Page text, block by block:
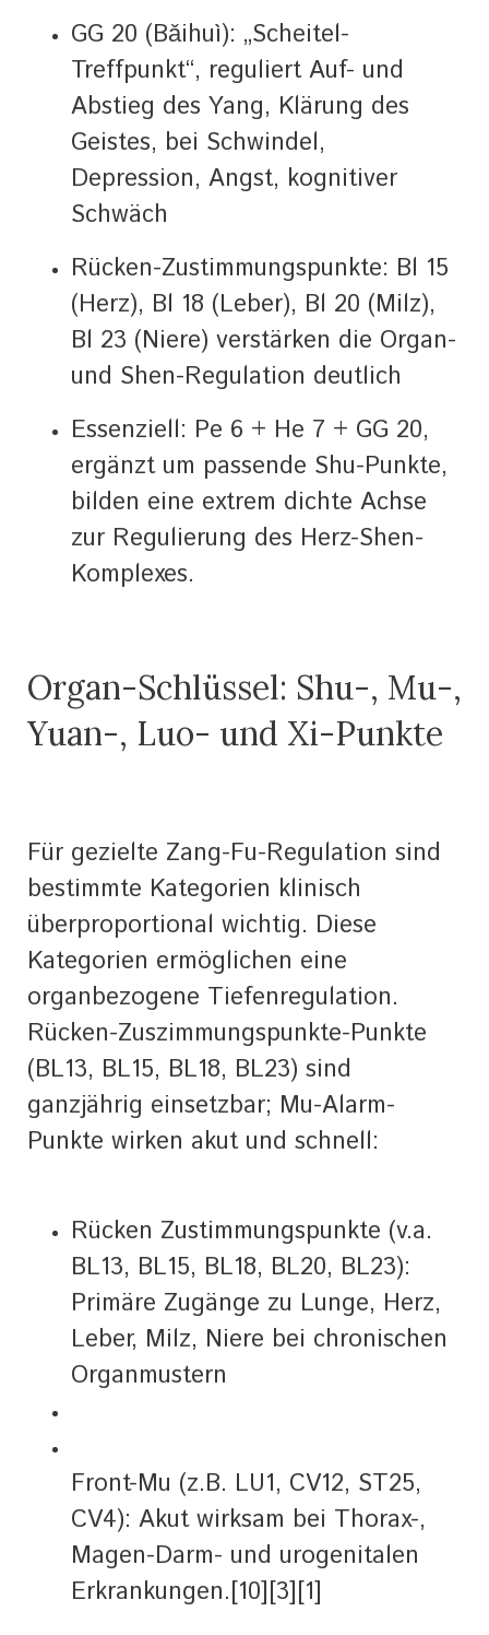
GG 20 (Bǎihuì): „Scheitel-
Treffpunkt“, reguliert Auf- und
Abstieg des Yang, Klärung des
Geistes, bei Schwindel,
Depression, Angst, kognitiver
Schwäch
Rücken-Zustimmungspunkte: Bl 15
(Herz), Bl 18 (Leber), Bl 20 (Milz),
Bl 23 (Niere) verstärken die Organ-
und Shen-Regulation deutlich
Essenziell: Pe 6 + He 7 + GG 20,
ergänzt um passende Shu-Punkte,
bilden eine extrem dichte Achse
zur Regulierung des Herz-Shen-
Komplexes.
Organ-Schlüssel: Shu-, Mu-,
Yuan-, Luo- und Xi-Punkte
Für gezielte Zang-Fu-Regulation sind
bestimmte Kategorien klinisch
überproportional wichtig. Diese
Kategorien ermöglichen eine
organbezogene Tiefenregulation.
Rücken-Zuszimmungspunkte-Punkte
(BL13, BL15, BL18, BL23) sind
ganzjährig einsetzbar; Mu-Alarm-
Punkte wirken akut und schnell:
Rücken Zustimmungspunkte (v.a.
BL13, BL15, BL18, BL20, BL23):
Primäre Zugänge zu Lunge, Herz,
Leber, Milz, Niere bei chronischen
Organmustern
Front-Mu (z.B. LU1, CV12, ST25,
CV4): Akut wirksam bei Thorax-,
Magen-Darm- und urogenitalen
Erkrankungen.[10][3][1]